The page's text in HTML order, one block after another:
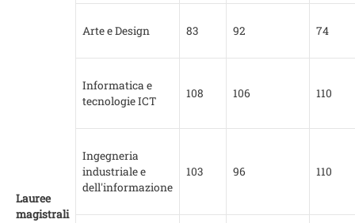
Lauree
magistrali
Arte e Design 83 92 74
Informatica e
tecnologie ICT
108 106 110
Ingegneria
industriale e
dell'informazione
103 96 110